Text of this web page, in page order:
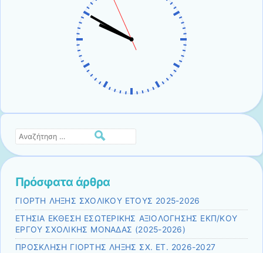
Αναζήτηση
Πρόσφατα άρθρα
ΓΙΟΡΤΗ ΛΗΞΗΣ ΣΧΟΛΙΚΟΥ ΕΤΟΥΣ 2025-2026
ΕΤΗΣΙΑ ΕΚΘΕΣΗ ΕΣΩΤΕΡΙΚΗΣ ΑΞΙΟΛΟΓΗΣΗΣ ΕΚΠ/ΚΟΥ
ΕΡΓΟΥ ΣΧΟΛΙΚΗΣ ΜΟΝΑΔΑΣ (2025-2026)
ΠΡΟΣΚΛΗΣΗ ΓΙΟΡΤΗΣ ΛΗΞΗΣ ΣΧ. ΕΤ. 2026-2027